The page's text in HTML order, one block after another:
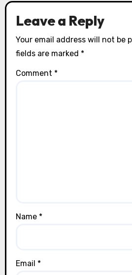
Leave a Reply
Your email address will not be
fields are marked *
Comment *
Name *
Email *